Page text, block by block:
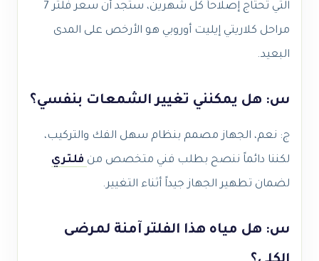
التي تحتاج إصلاحاً كل شهرين، ستجد أن سعر فلتر 7
مراحل كلاريتي إيليت أوروبي هو الأرخص على المدى
البعيد.
س: هل يمكنني تغيير الشمعات بنفسي؟
ج: نعم، الجهاز مصمم بنظام سهل الفك والتركيب،
لكننا دائماً ننصح بطلب فني متخصص من فلتري
لضمان تطهير الجهاز جيداً أثناء التغيير.
س: هل مياه هذا الفلتر آمنة لمرضى